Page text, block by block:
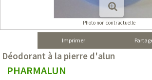
Photo non contractuelle
Imprimer
Déodorant à la pierre d'alun
PHARMALUN